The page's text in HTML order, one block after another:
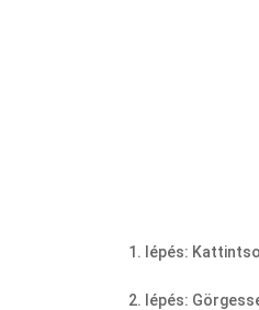
1. lépés:
2. lépés: